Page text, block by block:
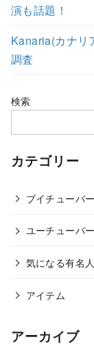
演も話題！
Kanaria(カナリ
調査
検索
カテゴリー
ブイチューバー
ユーチューバー
気になる有名人
アイテム
アーカイブ